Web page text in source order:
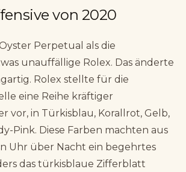
von 2020
Perpetual als die
unauffällige Rolex. Das änderte
Rolex stellte für die
eine Reihe kräftiger
vor, in Türkisblau, Korallrot, Gelb,
Pink. Diese Farben machten aus
Uhr über Nacht ein begehrtes
das türkisblaue Zifferblatt